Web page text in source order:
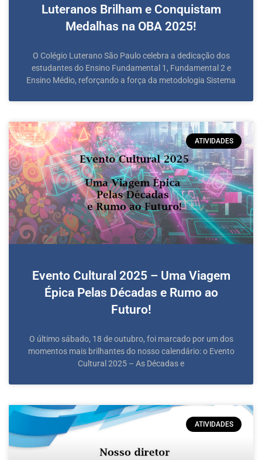
Luteranos Brilham e Conquistam
Medalhas na OBA 2025!
O Colégio Luterano São Paulo celebra a dedicação dos
estudantes do Ensino Fundamental 1, Fundamental 2 e
Ensino Médio, reforçando a força da metodologia Sistema
ATIVIDADES
Evento Cultural 2025 – Uma Viagem
Épica Pelas Décadas e Rumo ao
Futuro!
O último sábado, 18 de outubro, foi marcado por um dos
momentos mais brilhantes do nosso calendário: o Evento
Cultural 2025 – As Décadas e
ATIVIDADES